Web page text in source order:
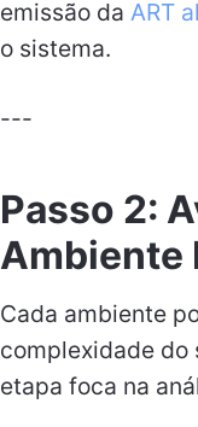
emissão da ART
o sistema.
---
Passo 2:
Ambiente
Cada ambiente
complexidade do
etapa foca na